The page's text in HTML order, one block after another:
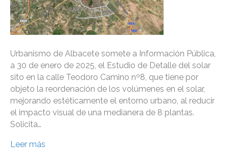
Urbanismo de Albacete somete a Información Pública,
a 30 de enero de 2025, el Estudio de Detalle del solar
sito en la calle Teodoro Camino nº8, que tiene por
objeto la reordenación de los volúmenes en el solar,
mejorando estéticamente el entorno urbano, al reducir
el impacto visual de una medianera de 8 plantas.
Solicita…
Leer más